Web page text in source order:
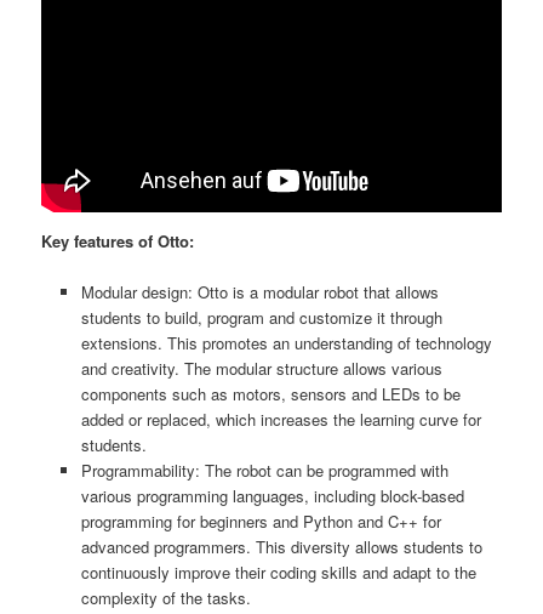
Key features of Otto:
Modular design: Otto is a modular robot that allows
students to build, program and customize it through
extensions. This promotes an understanding of technology
and creativity. The modular structure allows various
components such as motors, sensors and LEDs to be
added or replaced, which increases the learning curve for
students.
Programmability: The robot can be programmed with
various programming languages, including block-based
programming for beginners and Python and C++ for
advanced programmers. This diversity allows students to
continuously improve their coding skills and adapt to the
complexity of the tasks.